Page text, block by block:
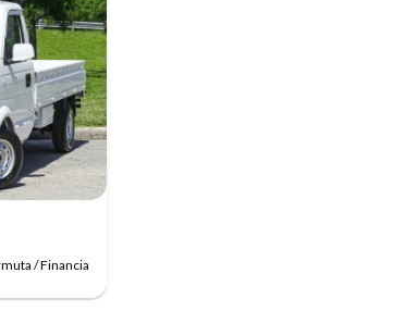
/ Financia